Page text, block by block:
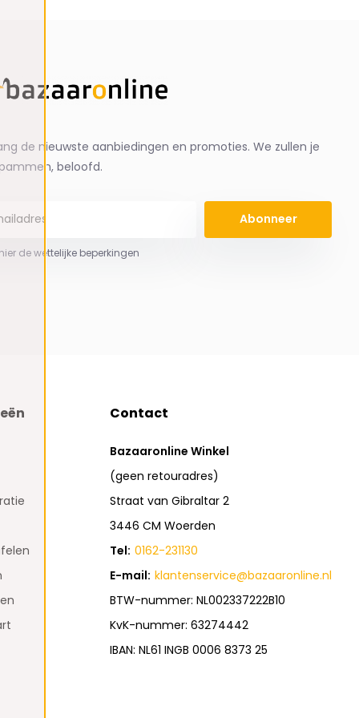
de nieuwste aanbiedingen en promoties. We zullen je
beloofd.
Abonneer
de wettelijke beperkingen
Contact
Bazaaronline Winkel
(geen retouradres)
Straat van Gibraltar 2
3446 CM Woerden
Tel: 0162-231130
E-mail: klantenservice@bazaaronline.nl
BTW-nummer: NL002337222B10
KvK-nummer: 63274442
IBAN: NL61 INGB 0006 8373 25